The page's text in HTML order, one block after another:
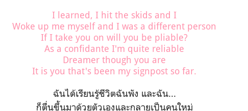
I learned, I hit the skids and I
Woke up me myself and I was a different person
If I take you on will you be pliable?
As a confidante I'm quite reliable
Dreamer though you are
It is you that's been my signpost so far.
ฉันได้เรียนรู้ชีวิตฉันพัง และฉัน...
ก็ตื่นขึ้นมาด้วยตัวเองและกลายเป็นคนใหม่